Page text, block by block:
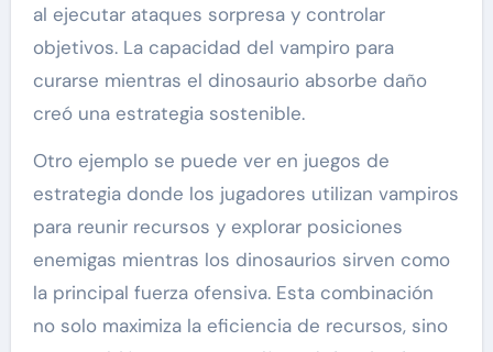
al ejecutar ataques sorpresa y controlar
objetivos. La capacidad del vampiro para
curarse mientras el dinosaurio absorbe daño
creó una estrategia sostenible.
Otro ejemplo se puede ver en juegos de
estrategia donde los jugadores utilizan vampiros
para reunir recursos y explorar posiciones
enemigas mientras los dinosaurios sirven como
la principal fuerza ofensiva. Esta combinación
no solo maximiza la eficiencia de recursos, sino